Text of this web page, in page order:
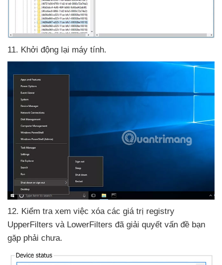
11. Khởi động lại máy tính.
12. Kiểm tra xem việc xóa các giá trị registry
UpperFilters và LowerFilters đã giải quyết vấn đề bạn
gặp phải chưa.